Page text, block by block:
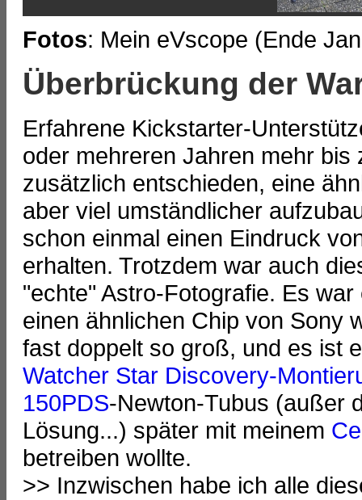
Fotos: Mein eVscope (Ende
Überbrückung der
Erfahrene Kickstarter-
oder mehreren Jahren mehr
zusätzlich entschieden, eine
aber viel umständlicher
schon einmal einen Eindruck
erhalten. Trotzdem war auch
"echte" Astro-Fotografie. Es
einen ähnlichen Chip von Sony
fast doppelt so groß, und es ist
Watcher Star Discovery-
150PDS-Newton-Tubus (außer
Lösung...) später mit meinem
betreiben wollte.
>> Inzwischen habe ich alle